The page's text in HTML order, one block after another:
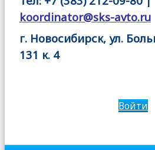
koordinator@sks-avto.ru
г. Новосибирск, ул.
131 к. 4
Войти